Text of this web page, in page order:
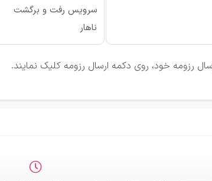
سرویس رفت و برگشت
ناهار
رزومه خود، روی دکمه ارسال رزومه کلیک نمایند.